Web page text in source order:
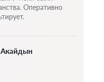
Оперативно